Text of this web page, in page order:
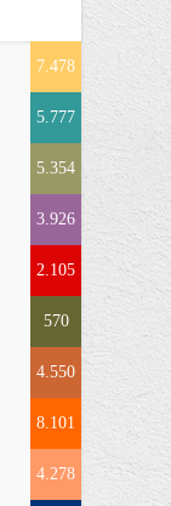
7.478
5.777
5.354
3.926
2.105
570
4.550
8.101
4.278